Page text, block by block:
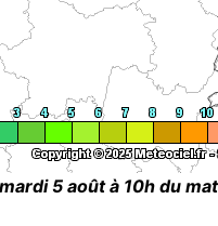
5 août à 10h du